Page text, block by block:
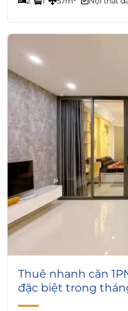
4
Thuê nhanh căn
đặc biệt trong